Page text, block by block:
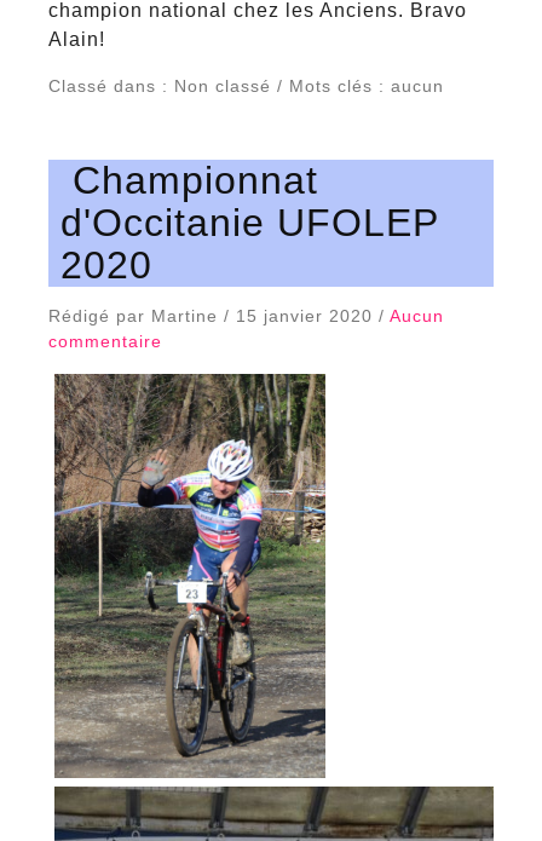
champion national chez les Anciens. Bravo
Alain!
Classé dans : Non classé / Mots clés : aucun
Championnat
d'Occitanie UFOLEP
2020
Rédigé par Martine / 15 janvier 2020 / Aucun
commentaire